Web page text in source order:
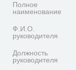
Полное
наименование
Ф.И.О.
руководителя
Должность
руководителя